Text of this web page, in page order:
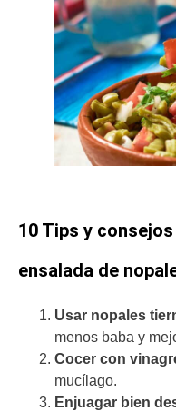
10 Tips y
ensalada de
Usar nopales
menos baba y
Cocer con
mucílago.
Enjuagar bien